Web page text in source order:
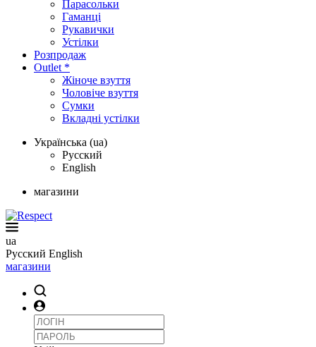
Парасольки
Гаманці
Рукавички
Устілки
Розпродаж
Outlet *
Жіноче взуття
Чоловіче взуття
Сумки
Вкладні устілки
Українська (ua)
Русский
English
магазини
ua
Русский English
магазини